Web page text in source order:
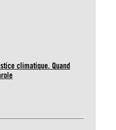
climatique. Quand